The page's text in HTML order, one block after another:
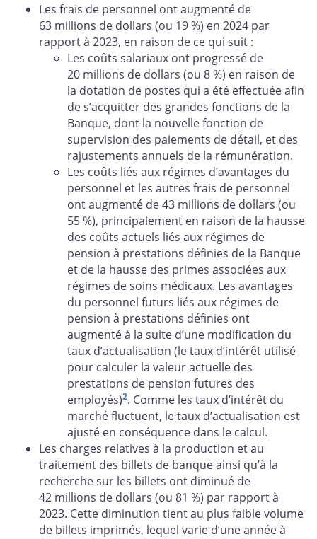
Les frais de personnel ont augmenté de
63 millions de dollars (ou 19 %) en 2024 par
rapport à 2023, en raison de ce qui suit :
Les coûts salariaux ont progressé de
20 millions de dollars (ou 8 %) en raison de
la dotation de postes qui a été effectuée afin
de s’acquitter des grandes fonctions de la
Banque, dont la nouvelle fonction de
supervision des paiements de détail, et des
rajustements annuels de la rémunération.
Les coûts liés aux régimes d’avantages du
personnel et les autres frais de personnel
ont augmenté de 43 millions de dollars (ou
55 %), principalement en raison de la hausse
des coûts actuels liés aux régimes de
pension à prestations définies de la Banque
et de la hausse des primes associées aux
régimes de soins médicaux. Les avantages
du personnel futurs liés aux régimes de
pension à prestations définies ont
augmenté à la suite d’une modification du
taux d’actualisation (le taux d’intérêt utilisé
pour calculer la valeur actuelle des
prestations de pension futures des
employés)2. Comme les taux d’intérêt du
marché fluctuent, le taux d’actualisation est
ajusté en conséquence dans le calcul.
Les charges relatives à la production et au
traitement des billets de banque ainsi qu’à la
recherche sur les billets ont diminué de
42 millions de dollars (ou 81 %) par rapport à
2023. Cette diminution tient au plus faible volume
de billets imprimés, lequel varie d’une année à